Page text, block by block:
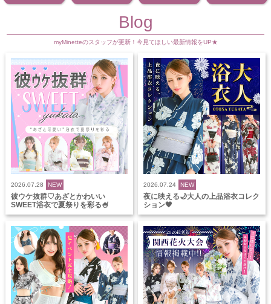
Blog
myMinetteのスタッフが更新！今見てほしい最新情報をUP★
2026.07.28 NEW
彼ウケ抜群♡あざとかわいい
SWEET浴衣で夏祭りを彩る🍧
2026.07.24 NEW
夜に映える🌙大人の上品浴衣コレク
ション🖤